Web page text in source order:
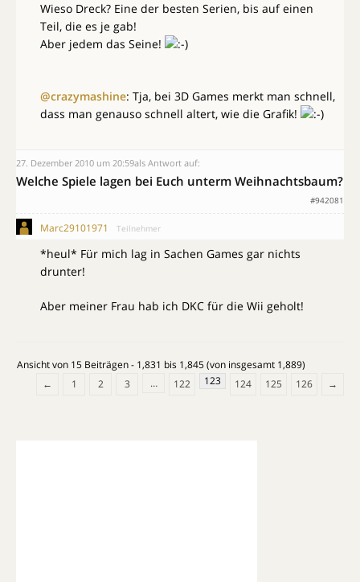
Wieso Dreck? Eine der besten Serien, bis auf einen
Teil, die es je gab!
Aber jedem das Seine!
@crazymashine: Tja, bei 3D Games merkt man schnell,
dass man genauso schnell altert, wie die Grafik!
27. Dezember 2010 um 20:59als Antwort auf:
Welche Spiele lagen bei Euch unterm Weihnachtsbaum?
#942081
Marc29101971 Teilnehmer
*heul* Für mich lag in Sachen Games gar nichts
drunter!
Aber meiner Frau hab ich DKC für die Wii geholt!
Ansicht von 15 Beiträgen - 1,831 bis 1,845 (von insgesamt 1,889)
←
1 2 3 … 122 123 124 125 126 →